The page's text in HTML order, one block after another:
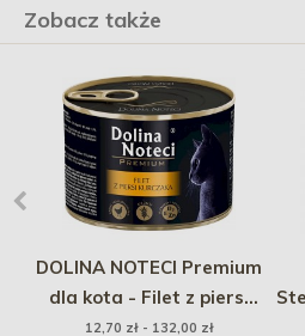
Zobacz także
DOLINA NOTECI Premium
dla kota - Filet z piersi
kurczaka
12,70 zł - 132,00 zł